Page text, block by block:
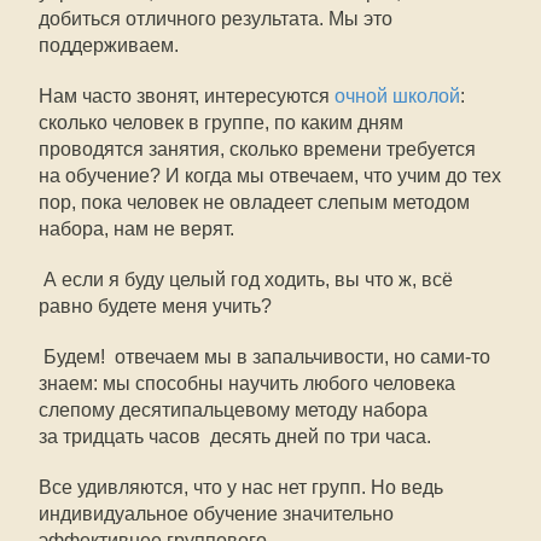
добиться отличного результата. Мы это
поддерживаем.
Нам часто звонят, интересуются очной школой:
сколько человек в группе, по каким дням
проводятся занятия, сколько времени требуется
на обучение? И когда мы отвечаем, что учим до тех
пор, пока человек не овладеет слепым методом
набора, нам не верят.
 А если я буду целый год ходить, вы что ж, всё
равно будете меня учить?
 Будем!  отвечаем мы в запальчивости, но сами-то
знаем: мы способны научить любого человека
слепому десятипальцевому методу набора
за тридцать часов  десять дней по три часа.
Все удивляются, что у нас нет групп. Но ведь
индивидуальное обучение значительно